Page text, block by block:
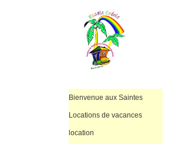
Bienvenue aux Saintes
Locations de vacances
location